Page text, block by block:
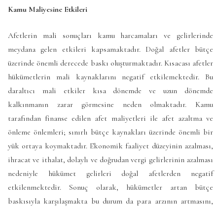
Kamu Maliyesine Etkileri
Afetlerin mali sonuçları kamu harcamaları ve gelirlerinde
meydana gelen etkileri kapsamaktadır. Doğal afetler bütçe
üzerinde önemli derecede baskı oluşturmaktadır. Kısacası afetler
hükümetlerin mali kaynaklarını negatif etkilemektedir. Bu
daraltıcı mali etkiler kısa dönemde ve uzun dönemde
kalkınmanın zarar görmesine neden olmaktadır. Kamu
tarafından finanse edilen afet maliyetleri ile afet azaltma ve
önleme önlemleri; sınırlı bütçe kaynakları üzerinde önemli bir
yük ortaya koymaktadır. Ekonomik faaliyet düzeyinin azalması,
ihracat ve ithalat, dolaylı ve doğrudan vergi gelirlerinin azalması
nedeniyle hükümet gelirleri doğal afetlerden negatif
etkilenmektedir. Sonuç olarak, hükümetler artan bütçe
baskısıyla karşılaşmakta bu durum da para arzının artmasını,